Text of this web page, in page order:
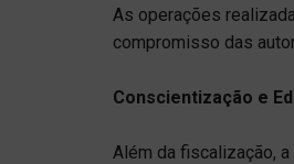
As operações
compromisso das
Conscientização e
Além da fiscalização,